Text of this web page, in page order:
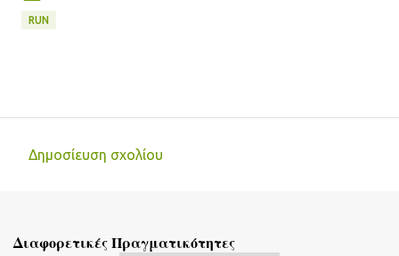
RUN
λ
Δημοσίευση σχολίου
Διαφορετικές Πραγματικότητες